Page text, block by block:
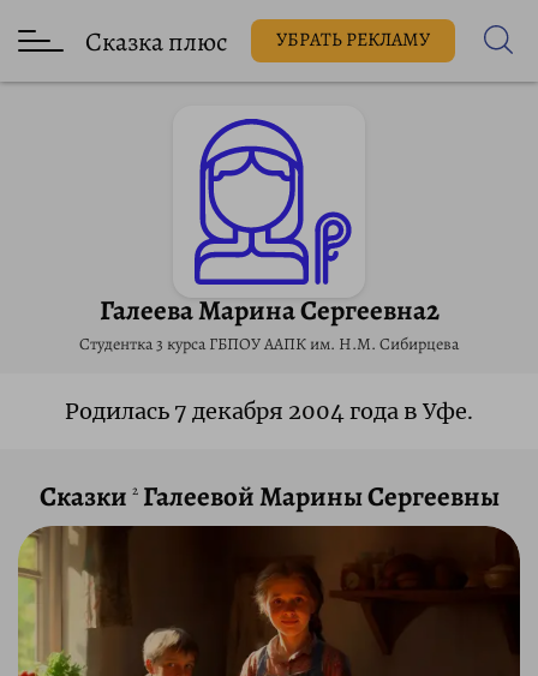
Сказка плюс УБРАТЬ РЕКЛАМУ
Галеева Марина Сергеевна2
Студентка 3 курса ГБПОУ ААПК им. Н.М. Сибирцева
Родилась 7 декабря 2004 года в Уфе.
Сказки 2Галеевой Марины Сергеевны